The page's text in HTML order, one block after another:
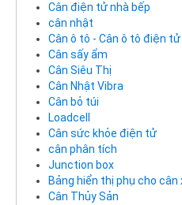
Cân điện tử nhà bếp
cân nhật
Cân ô tô - Cân ô tô điện tử
Cân sấy ẩm
Cân Siêu Thị
Cân Nhật Vibra
Cân bỏ túi
Loadcell
Cân sức khỏe điện tử
cân phân tích
Junction box
Bảng hiển thị phụ cho cân
Cân Thủy Sản